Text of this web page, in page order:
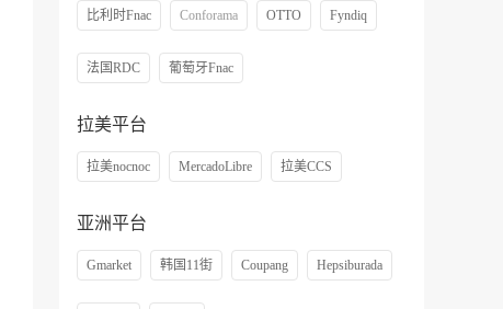
比利时Fnac Conforama OTTO Fyndiq
法国RDC 葡萄牙Fnac
拉美平台
拉美nocnoc MercadoLibre 拉美CCS
亚洲平台
Gmarket 韩国11街 Coupang Hepsiburada